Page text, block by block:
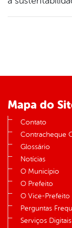
Mapa do
Contato
Contracheque
Glossário
Notícias
O Município
O Prefeito
O Vice-Prefeito
Perguntas
Serviços Digitais